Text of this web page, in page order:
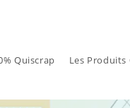
Quiscrap Les Produits